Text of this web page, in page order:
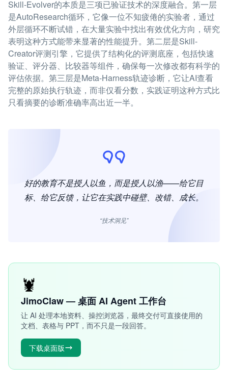
Skill-Evolver的本质是三项已验证技术的深度融合。第一层
是AutoResearch循环，它像一位不知疲倦的实验者，通过
外层循环不断试错，在大量实验中找出有效优化方向，研究
表明这种方式能带来显著的性能提升。第二层是Skill-
Creator评测引擎，它提供了结构化的评测底座，包括快速
验证、评分器、比较器等组件，确保每一次修改都有科学的
评估依据。第三层是Meta-Harness轨迹诊断，它让AI查看
完整的原始执行轨迹，而非仅看分数，实践证明这种方式比
只看摘要的诊断准确率高出近一半。
好的教育不是授人以鱼，而是授人以渔——给它目
标、给它反馈，让它在实践中碰壁、改错、成长。
“技术洞见”
🦞
JimoClaw — 桌面 AI Agent 工作台
让 AI 处理本地资料、操控浏览器，最终交付可直接使用的
文档、表格与 PPT，而不只是一段回答。
下载桌面版